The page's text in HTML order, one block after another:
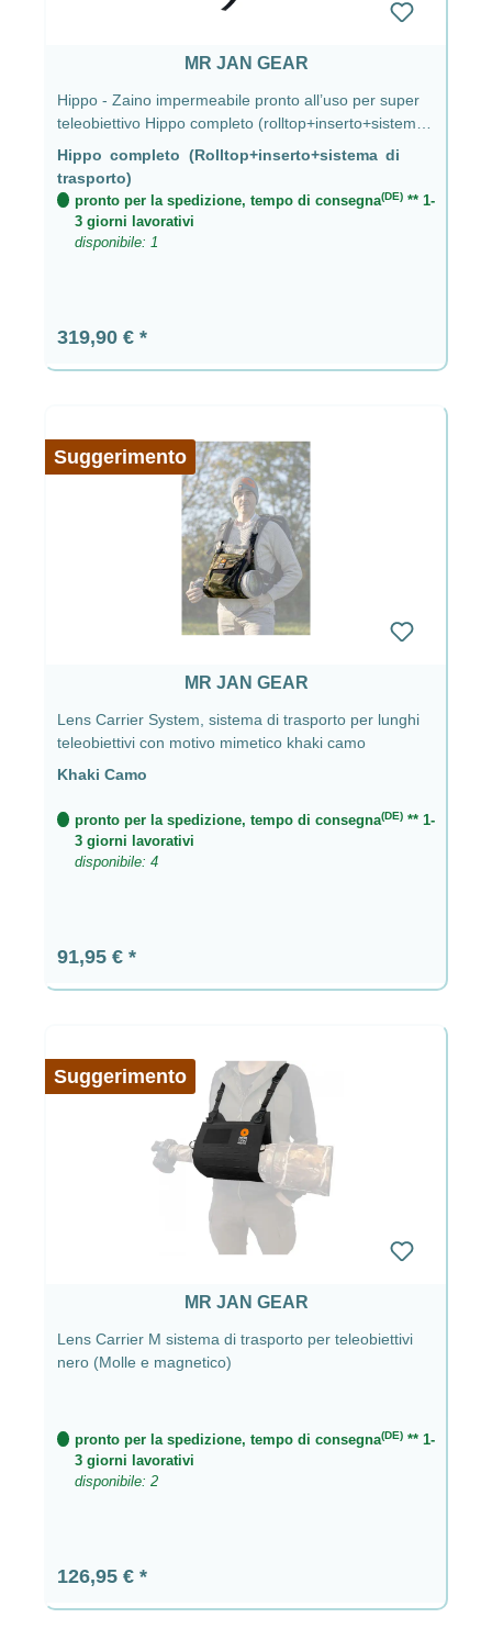
Zaini e Floating Hides
Zaini impermeabili
Gli zaini impermeabili fanno parte del suo
portafoglio.
Floating Hides compatti
Floating Hides compatti.
Tutto viene prodotto in Slovacchia.
MR JAN GEAR
Hippo - Zaino impermeabile pronto all’uso per super
teleobiettivo Hippo completo (rolltop+inserto+sistema
di trasporto)
Hippo completo (Rolltop+inserto+sistema di
trasporto)
pronto per la spedizione, tempo di consegna(DE)** 1-
3 giorni lavorativi
disponibile: 1
Prezzo normale:
319,90 €
Suggerimento
MR JAN GEAR
Lens Carrier System, sistema di trasporto per lunghi
teleobiettivi con motivo mimetico khaki camo
Khaki Camo
pronto per la spedizione, tempo di consegna(DE)** 1-
3 giorni lavorativi
disponibile: 4
Prezzo normale:
91,95 €
Suggerimento
MR JAN GEAR
Lens Carrier M sistema di trasporto per teleobiettivi
nero (Molle e magnetico)
pronto per la spedizione, tempo di consegna(DE)** 1-
3 giorni lavorativi
disponibile: 2
Prezzo normale:
126,95 €